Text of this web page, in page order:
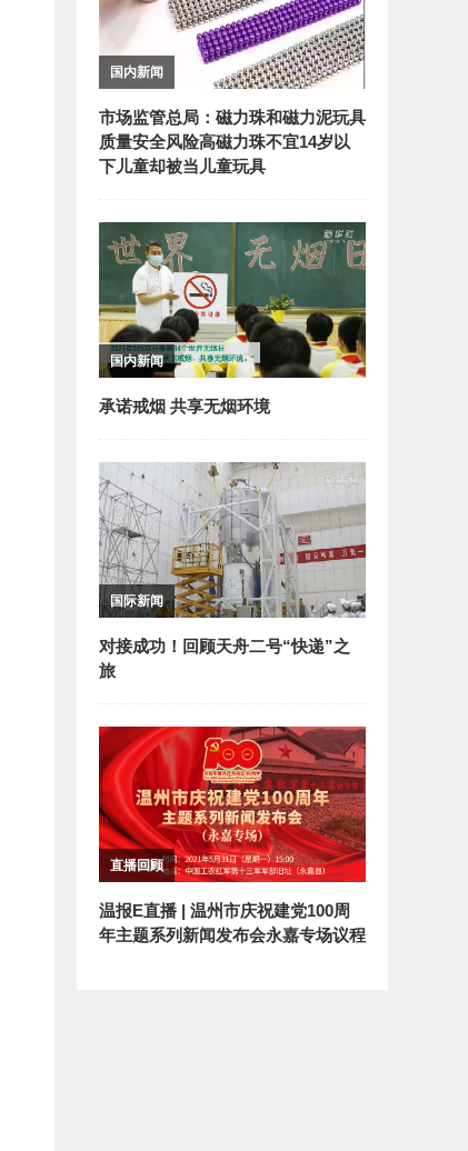
国内新闻
市场监管总局：磁力珠和磁力泥玩具
质量安全风险高磁力珠不宜14岁以
下儿童却被当儿童玩具
国内新闻
承诺戒烟 共享无烟环境
国际新闻
对接成功！回顾天舟二号“快递”之
旅
直播回顾
温报E直播 | 温州市庆祝建党100周
年主题系列新闻发布会永嘉专场议程